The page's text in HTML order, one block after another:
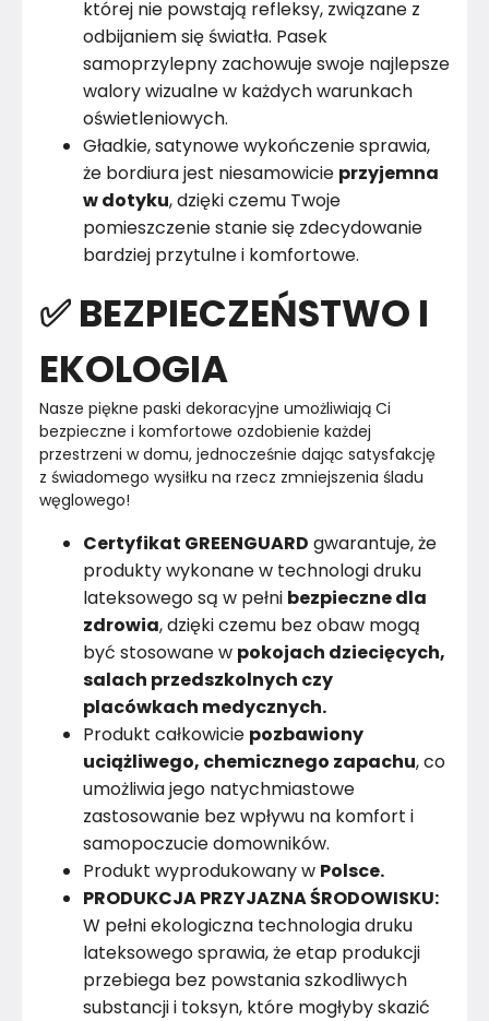
której nie powstają refleksy, związane z
odbijaniem się światła. Pasek
samoprzylepny zachowuje swoje najlepsze
walory wizualne w każdych warunkach
oświetleniowych.
Gładkie, satynowe wykończenie sprawia,
że bordiura jest niesamowicie przyjemna
w dotyku, dzięki czemu Twoje
pomieszczenie stanie się zdecydowanie
bardziej przytulne i komfortowe.
✅ BEZPIECZEŃSTWO I
EKOLOGIA
Nasze piękne paski dekoracyjne umożliwiają Ci
bezpieczne i komfortowe ozdobienie każdej
przestrzeni w domu, jednocześnie dając satysfakcję
z świadomego wysiłku na rzecz zmniejszenia śladu
węglowego!
Certyfikat GREENGUARD gwarantuje, że
produkty wykonane w technologi druku
lateksowego są w pełni bezpieczne dla
zdrowia, dzięki czemu bez obaw mogą
być stosowane w pokojach dziecięcych,
salach przedszkolnych czy
placówkach medycznych.
Produkt całkowicie pozbawiony
uciążliwego, chemicznego zapachu, co
umożliwia jego natychmiastowe
zastosowanie bez wpływu na komfort i
samopoczucie domowników.
Produkt wyprodukowany w Polsce.
PRODUKCJA PRZYJAZNA ŚRODOWISKU:
W pełni ekologiczna technologia druku
lateksowego sprawia, że etap produkcji
przebiega bez powstania szkodliwych
substancji i toksyn, które mogłyby skazić